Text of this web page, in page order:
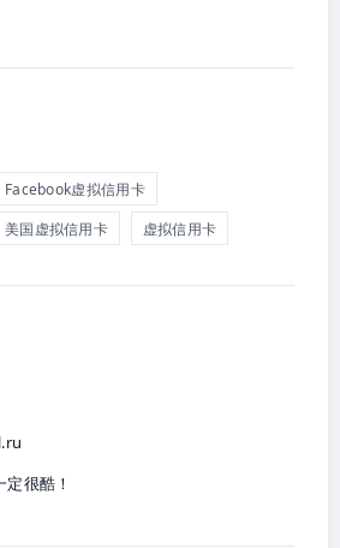
Facebook虚拟信用卡
美国虚拟信用卡 虚拟信用卡
很酷！